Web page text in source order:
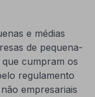
e médias
de pequena-
cumpram os
regulamento
empresariais